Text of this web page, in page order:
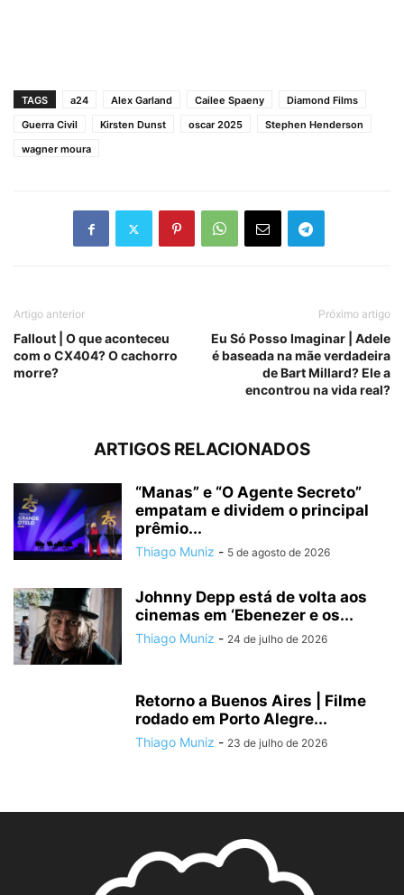
TAGS a24 Alex Garland Cailee Spaeny
Diamond Films
Guerra Civil
Kirsten Dunst oscar 2025
Stephen Henderson
wagner moura
Artigo anterior
Fallout | O que aconteceu
com o CX404? O cachorro
morre?
Próximo artigo
Eu Só Posso Imaginar | Adele
é baseada na mãe verdadeira
de Bart Millard? Ele a
encontrou na vida real?
ARTIGOS RELACIONADOS
“Manas” e “O Agente Secreto”
empatam e dividem o principal
prêmio...
Thiago Muniz - 5 de agosto de 2026
Johnny Depp está de volta aos
cinemas em ‘Ebenezer e os...
Thiago Muniz - 24 de julho de 2026
Retorno a Buenos Aires | Filme
rodado em Porto Alegre...
Thiago Muniz - 23 de julho de 2026